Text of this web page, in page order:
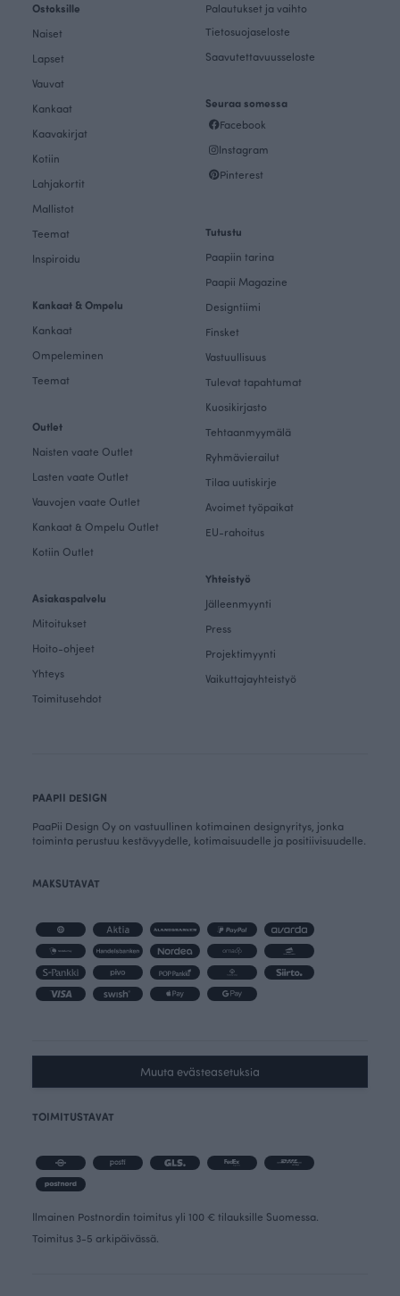
Ostoksille
Naiset
Lapset
Vauvat
Kankaat
Kaavakirjat
Kotiin
Lahjakortit
Mallistot
Teemat
Inspiroidu
Kankaat & Ompelu
Kankaat
Ompeleminen
Teemat
Outlet
Naisten vaate Outlet
Lasten vaate Outlet
Vauvojen vaate Outlet
Kankaat & Ompelu Outlet
Kotiin Outlet
Asiakaspalvelu
Mitoitukset
Hoito-ohjeet
Yhteys
Toimitusehdot
Palautukset ja vaihto
Tietosuojaseloste
Saavutettavuusseloste
Seuraa somessa
Facebook
Instagram
Pinterest
Tutustu
Paapiin tarina
Paapii Magazine
Designtiimi
Finsket
Vastuullisuus
Tulevat tapahtumat
Kuosikirjasto
Tehtaanmyymälä
Ryhmävierailut
Tilaa uutiskirje
Avoimet työpaikat
EU-rahoitus
Yhteistyö
Jälleenmyynti
Press
Projektimyynti
Vaikuttajayhteistyö
PAAPII DESIGN
PaaPii Design Oy on vastuullinen kotimainen designyritys, jonka
toiminta perustuu kestävyydelle, kotimaisuudelle ja positiivisuudelle.
MAKSUTAVAT
Muuta evästeasetuksia
TOIMITUSTAVAT
Ilmainen Postnordin toimitus yli 100 € tilauksille Suomessa.
Toimitus 3-5 arkipäivässä.